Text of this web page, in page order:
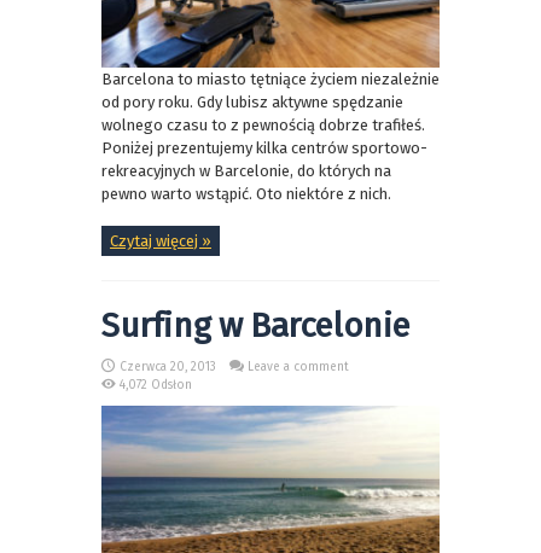
Barcelona to miasto tętniące życiem niezależnie
od pory roku. Gdy lubisz aktywne spędzanie
wolnego czasu to z pewnością dobrze trafiłeś.
Poniżej prezentujemy kilka centrów sportowo-
rekreacyjnych w Barcelonie, do których na
pewno warto wstąpić. Oto niektóre z nich.
Czytaj więcej »
Surfing w Barcelonie
Czerwca 20, 2013
Leave a comment
4,072 Odsłon